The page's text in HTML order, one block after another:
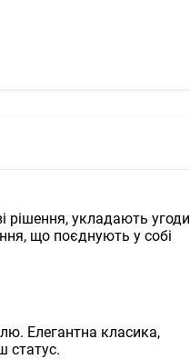
рішення, укладають угоди
що поєднують у собі
Елегантна класика,
статус.